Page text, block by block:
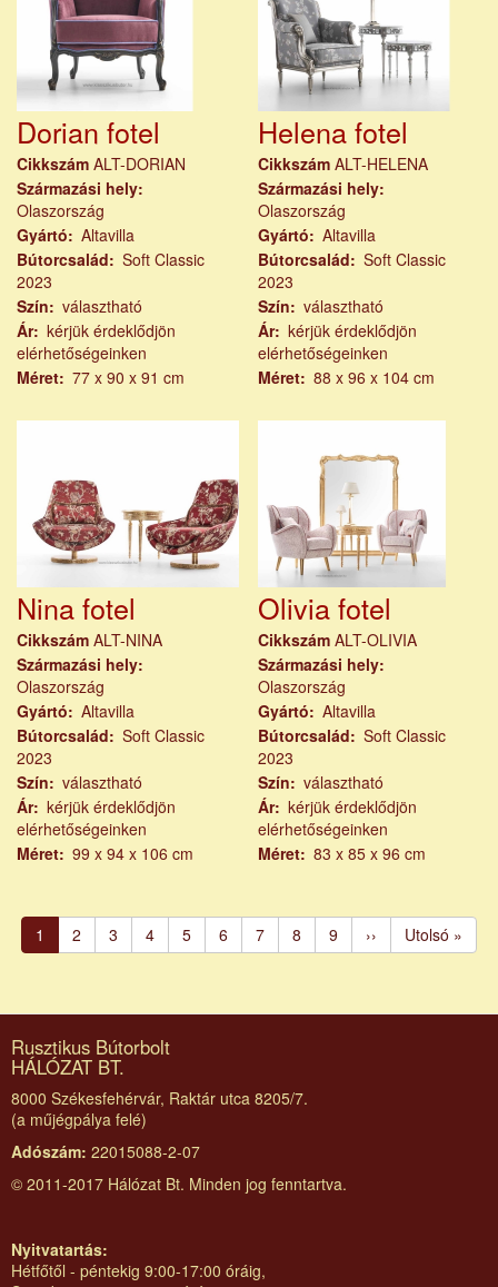
Dorian fotel
Cikkszám ALT-DORIAN
Származási hely
Olaszország
Gyártó
Altavilla
Bútorcsalád
Soft Classic
2023
Szín
választható
Ár kérjük érdeklődjön
elérhetőségeinken
Méret 77 x 90 x 91 cm
Helena fotel
Cikkszám ALT-HELENA
Származási hely
Olaszország
Gyártó
Altavilla
Bútorcsalád
Soft Classic
2023
Szín
választható
Ár
kérjük érdeklődjön
elérhetőségeinken
Méret
88 x 96 x 104 cm
Nina fotel
Cikkszám ALT-NINA
Származási hely
Olaszország
Gyártó
Altavilla
Bútorcsalád
Soft Classic
2023
Szín
választható
Ár kérjük érdeklődjön
elérhetőségeinken
Méret 99 x 94 x 106 cm
Olivia fotel
Cikkszám ALT-OLIVIA
Származási hely
Olaszország
Gyártó
Altavilla
Bútorcsalád
Soft Classic
2023
Szín
választható
Ár
kérjük érdeklődjön
elérhetőségeinken
Méret
83 x 85 x 96 cm
Oldalszámozás
Jelenlegi
oldal
1 Page
2 Page
3 Page
4 Page
5 Page
6 Page
7 Page
8 Page
9
Következő
oldal
››
Utolsó
oldal
Utolsó »
Rusztikus Bútorbolt
HÁLÓZAT BT.
8000 Székesfehérvár, Raktár utca 8205/7.
(a műjégpálya felé)
Adószám: 22015088-2-07
© 2011-2017 Hálózat Bt. Minden jog fenntartva.
Nyitvatartás:
Hétfőtől - péntekig 9:00-17:00 óráig,